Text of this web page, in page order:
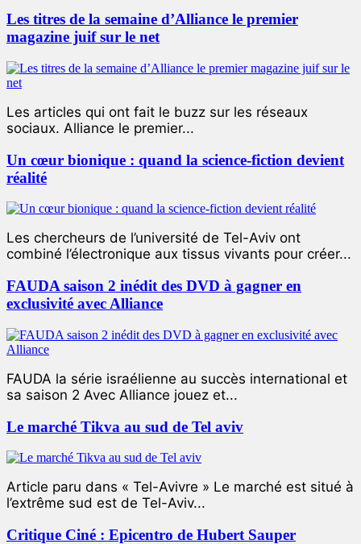
Les titres de la semaine d’Alliance le premier
magazine juif sur le net
Les articles qui ont fait le buzz sur les réseaux
sociaux. Alliance le premier...
Un cœur bionique : quand la science-fiction devient
réalité
Les chercheurs de l’université de Tel-Aviv ont
combiné l’électronique aux tissus vivants pour créer...
FAUDA saison 2 inédit des DVD à gagner en
exclusivité avec Alliance
FAUDA la série israélienne au succès international et
sa saison 2 Avec Alliance jouez et...
Le marché Tikva au sud de Tel aviv
Article paru dans « Tel-Avivre » Le marché est situé à
l’extrême sud est de Tel-Aviv...
Critique Ciné : Epicentro de Hubert Sauper